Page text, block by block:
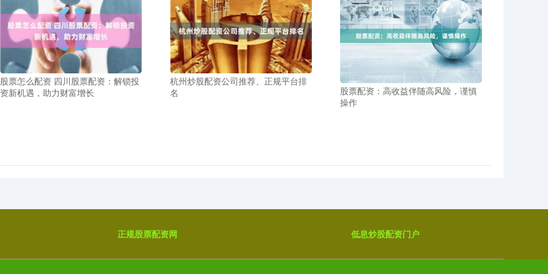
股票怎么配资 四川股票配资：解锁投
资新机遇，助力财富增长
杭州炒股配资公司推荐、正规平台排
名
股票配资：高收益伴随高风险，谨慎
操作
正规股票配资网 低息炒股配资门户